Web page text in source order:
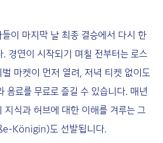
이 마지막 날 최종 결승에서 다시 한
경연이 시작되기 며칠 전부터는 로스
마켓이 먼저 열려, 저녁 티켓 없이도
음료를 무료로 즐길 수 있습니다. 매년
지식과 허브에 대한 이해를 겨루는 그
Königin)도 선발됩니다.